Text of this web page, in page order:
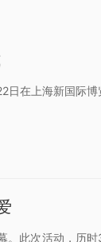
在上海新国际
此次活动，历